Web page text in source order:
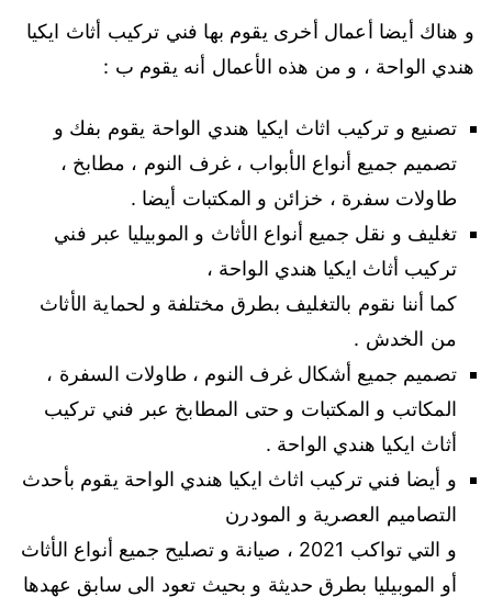
و هناك أيضا أعمال أخرى يقوم بها فني تركيب أثاث ايكيا
هندي الواحة ، و من هذه الأعمال أنه يقوم ب :
تصنيع و تركيب اثاث ايكيا هندي الواحة يقوم بفك و
تصميم جميع أنواع الأبواب ، غرف النوم ، مطابخ ،
طاولات سفرة ، خزائن و المكتبات أيضا .
تغليف و نقل جميع أنواع الأثاث و الموبيليا عبر فني
تركيب أثاث ايكيا هندي الواحة ،
كما أننا نقوم بالتغليف بطرق مختلفة و لحماية الأثاث
من الخدش .
تصميم جميع أشكال غرف النوم ، طاولات السفرة ،
المكاتب و المكتبات و حتى المطابخ عبر فني تركيب
أثاث ايكيا هندي الواحة .
و أيضا فني تركيب اثاث ايكيا هندي الواحة يقوم بأحدث
التصاميم العصرية و المودرن
و التي تواكب 2021 ، صيانة و تصليح جميع أنواع الأثاث
أو الموبيليا بطرق حديثة و بحيث تعود الى سابق عهدها